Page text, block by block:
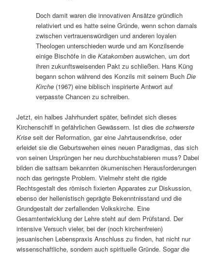
Doch damit waren die innovativen Ansätze gründlich
relativiert und es hatte seine Gründe, wenn schon damals
zwischen vertrauenswürdigen und anderen loyalen
Theologen unterschieden wurde und am Konzilsende
einige Bischöfe in dieKatakomben auswichen, um dort
ihren zukunftsweisenden Pakt zu schließen. Hans Küng
begann schon während des Konzils mit seinem BuchDie
Kirche (1967) eine biblisch inspirierte Antwort auf
verpasste Chancen zu schreiben.
Jetzt, ein halbes Jahrhundert später, befindet sich dieses
Kirchenschiff in gefährlichen Gewässern. Ist dies dieschwerste
Krise seit der Reformation, gar eine Jahrtausendkrise, oder
erleidet sie die Geburtswehen eines neuen Paradigmas, das sich
von seinen Ursprüngen her neu durchbuchstabieren muss? Dabei
bilden die sattsam bekannten ökumenischen Herausforderungen
noch das geringste Problem. Vielmehr steht die rigide
Rechtsgestalt des römisch fixierten Apparates zur Diskussion,
ebenso der hellenistisch geprägte Bekenntnisstand und die
Grundgestalt der zerfallenden Volkskirche. Eine
Gesamtentwicklung der Lehre steht auf dem Prüfstand. Der
intensive Versuch vieler, bei der (noch kirchenfreien)
jesuanischen Lebenspraxis Anschluss zu finden, hat nicht nur
wissenschaftliche, sondern auch spirituelle Gründe. Sogar die